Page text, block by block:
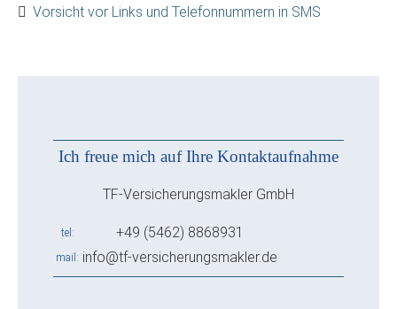
Vorsicht vor Links und Telefonnummern in SMS
Ich freue mich auf Ihre Kontaktaufnahme
TF-Versicherungsmakler GmbH
tel +49 (5462) 8868931
mail info@tf-versicherungsmakler.de